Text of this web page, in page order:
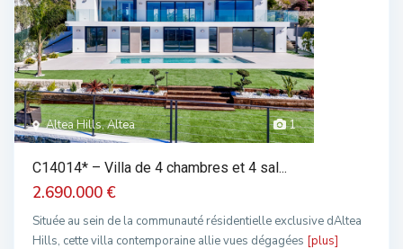
1
Altea Hills, Altea
C14014* – Villa de 4 chambres et 4 sal...
2.690.000 €
Située au sein de la communauté résidentielle exclusive dAltea
Hills, cette villa contemporaine allie vues dégagées [plus]